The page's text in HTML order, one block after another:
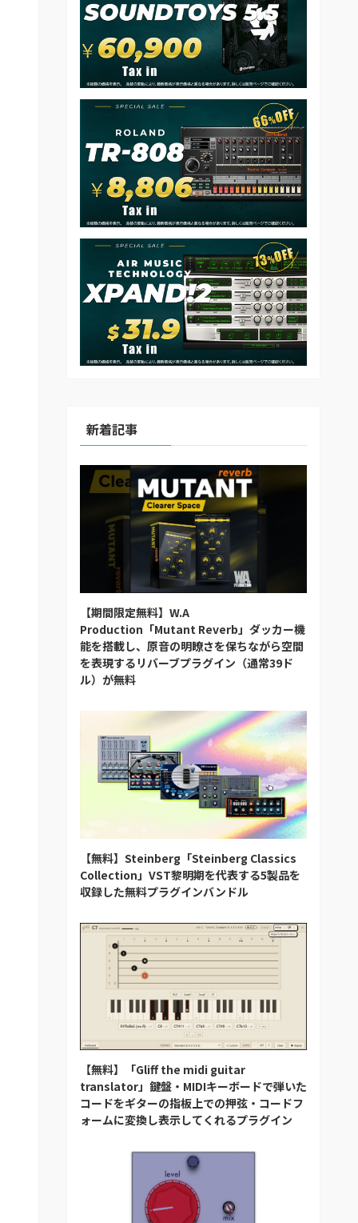
新着記事
【期間限定無料】W.A
Production「Mutant Reverb」ダッカー機
能を搭載し、原音の明瞭さを保ちながら空間
を表現するリバーブプラグイン（通常39ド
ル）が無料
【無料】Steinberg「Steinberg Classics
Collection」VST黎明期を代表する5製品を
収録した無料プラグインバンドル
【無料】「Gliff the midi guitar
translator」鍵盤・MIDIキーボードで弾いた
コードをギターの指板上での押弦・コードフ
ォームに変換し表示してくれるプラグイン